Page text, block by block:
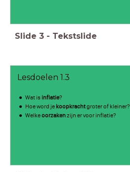
Slide 3 - Tekstslide
Lesdoelen 1.3
Wat is inflatie?
Hoe word je koopkrachtgroter of kleiner?
Welkeoorzakenzijn er voor inflatie?